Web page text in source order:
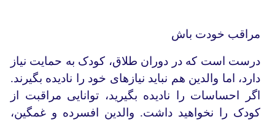
مراقب خودت باش
درست است که در دوران طلاق، کودک به حمایت نیاز
دارد، اما والدین هم نباید نیازهای خود را نادیده بگیرند.
اگر احساسات را نادیده بگیرید، توانایی مراقبت از
کودک را نخواهید داشت. والدین افسرده و غمگین،